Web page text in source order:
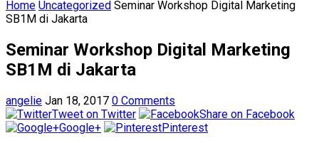
Home Uncategorized Seminar Workshop Digital Marketing
SB1M di Jakarta
Seminar Workshop Digital Marketing
SB1M di Jakarta
angelie Jan 18, 2017 0 Comments
Tweet on Twitter
Share on Facebook
Google+
Pinterest